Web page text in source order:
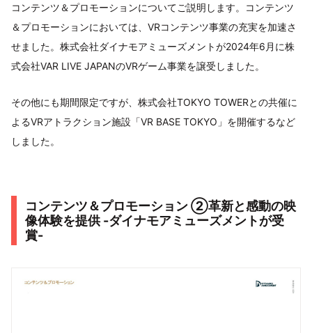
コンテンツ＆プロモーションについてご説明します。コンテンツ
＆プロモーションにおいては、VRコンテンツ事業の充実を加速さ
せました。株式会社ダイナモアミューズメントが2024年6月に株
式会社VAR LIVE JAPANのVRゲーム事業を譲受しました。
その他にも期間限定ですが、株式会社TOKYO TOWERとの共催に
よるVRアトラクション施設「VR BASE TOKYO」を開催するなど
しました。
コンテンツ＆プロモーション ②革新と感動の映
像体験を提供 -ダイナモアミューズメントが受
賞-